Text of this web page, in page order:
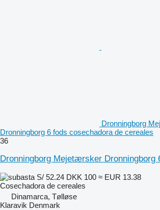
Dronningborg
Dronningborg 6 fods cosechadora de cereales
36
Dronningborg Mejetærsker Dronningborg
S/ 52.24 DKK 100 ≈ EUR 13.38
Cosechadora de cereales
Dinamarca, Tølløse
Klaravik Denmark